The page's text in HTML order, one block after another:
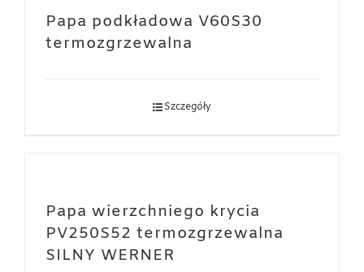
Papa podkładowa V60S30
termozgrzewalna
Szczegóły
Papa wierzchniego krycia
PV250S52 termozgrzewalna
SILNY WERNER